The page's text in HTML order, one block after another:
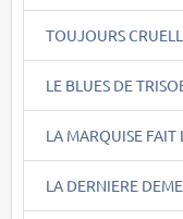
TOUJOURS
LE BLUES DE
LA MARQUISE FAIT
LA DERNIERE